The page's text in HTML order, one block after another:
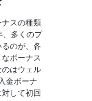
スの種類
、多くのプ
のが、各
ボーナス
はウェル
金ボーナ
して初回